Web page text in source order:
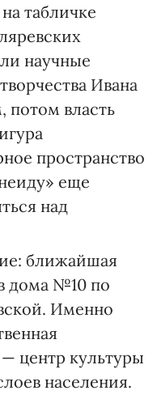
табличке
научные
Ивана
потом власть
пространство
еще
над
ближайшая
дома №10 по
Именно
— центр культуры
населения.